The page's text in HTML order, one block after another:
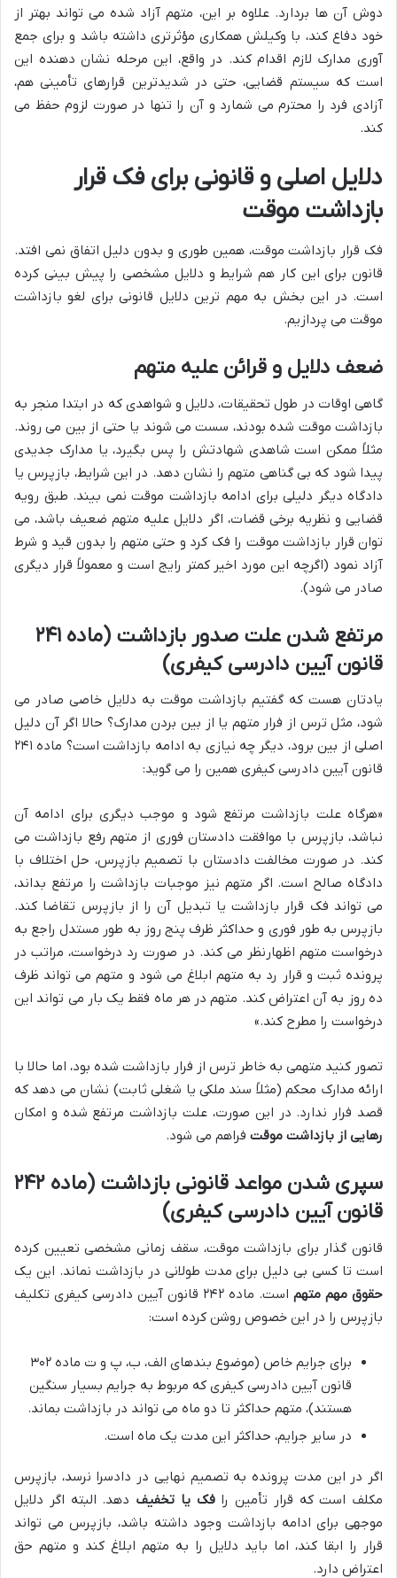
دوش آن ها بردارد. علاوه بر این، متهم آزاد شده می تواند بهتر از
خود دفاع کند، با وکیلش همکاری مؤثرتری داشته باشد و برای جمع
آوری مدارک لازم اقدام کند. در واقع، این مرحله نشان دهنده این
است که سیستم قضایی، حتی در شدیدترین قرارهای تأمینی هم،
آزادی فرد را محترم می شمارد و آن را تنها در صورت لزوم حفظ می
کند.
دلایل اصلی و قانونی برای فک قرار
بازداشت موقت
فک قرار بازداشت موقت، همین طوری و بدون دلیل اتفاق نمی افتد.
قانون برای این کار هم شرایط و دلایل مشخصی را پیش بینی کرده
است. در این بخش به مهم ترین دلایل قانونی برای لغو بازداشت
موقت می پردازیم.
ضعف دلایل و قرائن علیه متهم
گاهی اوقات در طول تحقیقات، دلایل و شواهدی که در ابتدا منجر به
بازداشت موقت شده بودند، سست می شوند یا حتی از بین می روند.
مثلاً ممکن است شاهدی شهادتش را پس بگیرد، یا مدارک جدیدی
پیدا شود که بی گناهی متهم را نشان دهد. در این شرایط، بازپرس یا
دادگاه دیگر دلیلی برای ادامه بازداشت موقت نمی بیند. طبق رویه
قضایی و نظریه برخی قضات، اگر دلایل علیه متهم ضعیف باشد، می
توان قرار بازداشت موقت را فک کرد و حتی متهم را بدون قید و شرط
آزاد نمود (اگرچه این مورد اخیر کمتر رایج است و معمولاً قرار دیگری
صادر می شود).
مرتفع شدن علت صدور بازداشت (ماده ۲۴۱
قانون آیین دادرسی کیفری)
یادتان هست که گفتیم بازداشت موقت به دلایل خاصی صادر می
شود، مثل ترس از فرار متهم یا از بین بردن مدارک؟ حالا اگر آن دلیل
اصلی از بین برود، دیگر چه نیازی به ادامه بازداشت است؟ ماده ۲۴۱
قانون آیین دادرسی کیفری همین را می گوید:
«هرگاه علت بازداشت مرتفع شود و موجب دیگری برای ادامه آن
نباشد، بازپرس با موافقت دادستان فوری از متهم رفع بازداشت می
کند. در صورت مخالفت دادستان با تصمیم بازپرس، حل اختلاف با
دادگاه صالح است. اگر متهم نیز موجبات بازداشت را مرتفع بداند،
می تواند فک قرار بازداشت یا تبدیل آن را از بازپرس تقاضا کند.
بازپرس به طور فوری و حداکثر ظرف پنج روز به طور مستدل راجع به
درخواست متهم اظهارنظر می کند. در صورت رد درخواست، مراتب در
پرونده ثبت و قرار رد به متهم ابلاغ می شود و متهم می تواند ظرف
ده روز به آن اعتراض کند. متهم در هر ماه فقط یک بار می تواند این
درخواست را مطرح کند.»
تصور کنید متهمی به خاطر ترس از فرار بازداشت شده بود، اما حالا با
ارائه مدارک محکم (مثلاً سند ملکی یا شغلی ثابت) نشان می دهد که
قصد فرار ندارد. در این صورت، علت بازداشت مرتفع شده و امکان
رهایی از بازداشت موقت فراهم می شود.
سپری شدن مواعد قانونی بازداشت (ماده ۲۴۲
قانون آیین دادرسی کیفری)
قانون گذار برای بازداشت موقت، سقف زمانی مشخصی تعیین کرده
است تا کسی بی دلیل برای مدت طولانی در بازداشت نماند. این یک
حقوق مهم متهم
است. ماده ۲۴۲ قانون آیین دادرسی کیفری تکلیف
بازپرس را در این خصوص روشن کرده است:
برای جرایم خاص (موضوع بندهای الف، ب، پ و ت ماده ۳۰۲
قانون آیین دادرسی کیفری که مربوط به جرایم بسیار سنگین
هستند)، متهم حداکثر تا دو ماه می تواند در بازداشت بماند.
در سایر جرایم، حداکثر این مدت یک ماه است.
اگر در این مدت پرونده به تصمیم نهایی در دادسرا نرسد، بازپرس
مکلف است که قرار تأمین رافک یا تخفیف دهد. البته اگر دلایل
موجهی برای ادامه بازداشت وجود داشته باشد، بازپرس می تواند
قرار را ابقا کند، اما باید دلایل را به متهم ابلاغ کند و متهم حق
اعتراض دارد.